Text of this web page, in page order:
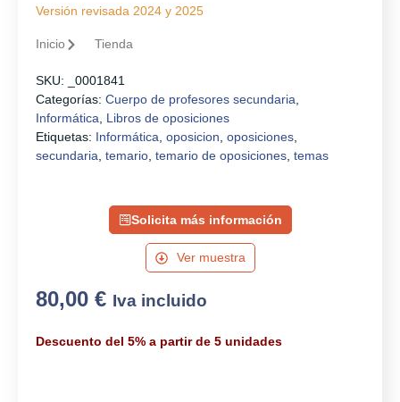
Versión revisada 2024 y 2025
Inicio Tienda
SKU:
_0001841
Categorías: Cuerpo de profesores secundaria
Informática
Libros de oposiciones
Etiquetas: Informática oposicion oposiciones
secundaria temario temario de oposiciones temas
Solicita más información
Ver muestra
80,00 € Iva incluido
Descuento del 5% a partir de 5 unidades